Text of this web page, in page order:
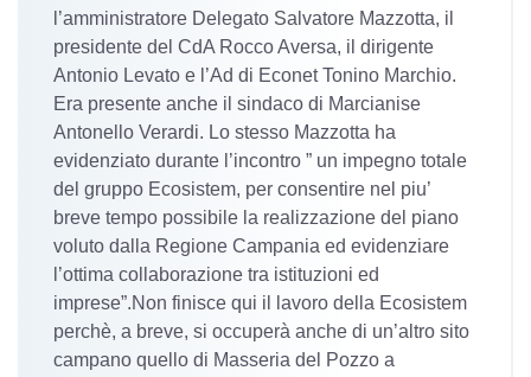
l’amministratore Delegato Salvatore Mazzotta, il
presidente del CdA Rocco Aversa, il dirigente
Antonio Levato e l’Ad di Econet Tonino Marchio.
Era presente anche il sindaco di Marcianise
Antonello Verardi. Lo stesso Mazzotta ha
evidenziato durante l’incontro ” un impegno totale
del gruppo Ecosistem, per consentire nel piu’
breve tempo possibile la realizzazione del piano
voluto dalla Regione Campania ed evidenziare
l’ottima collaborazione tra istituzioni ed
imprese”.Non finisce qui il lavoro della Ecosistem
perchè, a breve, si occuperà anche di un’altro sito
campano quello di Masseria del Pozzo a